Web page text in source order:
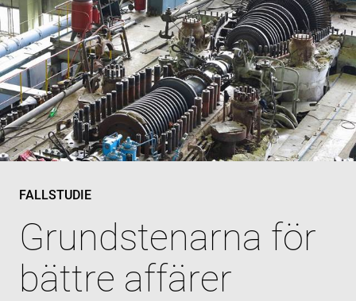
FALLSTUDIE
Grundstenarna för
bättre affärer